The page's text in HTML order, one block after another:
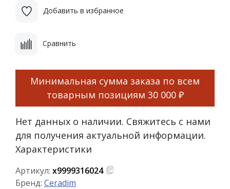
Добавить в избранное
Сравнить
Минимальная сумма заказа по всем
товарным позициям 30 000 ₽
Нет данных о наличии. Свяжитесь с нами
для получения актуальной информации.
Характеристики
Артикул: х9999316024
Бренд: Ceradim